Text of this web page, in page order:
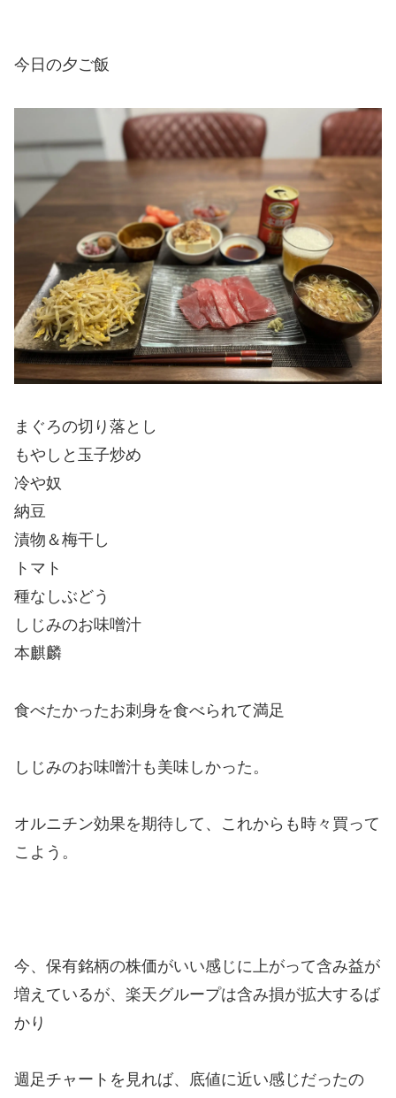
今日の夕ご飯
まぐろの切り落とし
もやしと玉子炒め
冷や奴
納豆
漬物＆梅干し
トマト
種なしぶどう
しじみのお味噌汁
本麒麟
食べたかったお刺身を食べられて満足
しじみのお味噌汁も美味しかった。
オルニチン効果を期待して、これからも時々買って
こよう。
今、保有銘柄の株価がいい感じに上がって含み益が
増えているが、楽天グループは含み損が拡大するば
かり
週足チャートを見れば、底値に近い感じだったの